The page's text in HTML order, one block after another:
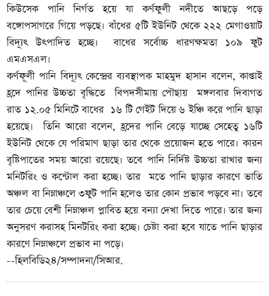
কিউসেক পানি নির্গত হয়ে যা কর্ণফুলী নদীতে আছড়ে পড়ে
বঙ্গোপসাগরে গিয়ে পড়ছে। বাঁধের ৫টি ইউনিট থেকে ২২২ মেগাওয়াট
বিদ্যূৎ উৎপাদিত হচ্ছে। বাধের সর্বোচ্চ ধারণক্ষমতা ১০৯ ফুট
এমএসএল।
কর্ণফূলী পানি বিদ্যূৎ কেন্দ্রের ব্যবস্থাপক মাহমুদ হাসান বলেন, কাপ্তাই
হ্রদে পানির উচ্চতা বৃদ্ধিতে বিপদসীমায় পৌছায় মঙ্গলবার দিবাগত
রাত ১২.০৫ মিনিটে বাধের ১৬ টি গেইট দিয়ে ৬ ইঞ্চি করে পানি ছাড়া
হয়েছে। তিনি আরো বলেন, হ্রদের পানি বেড়ে যাচ্ছে সেহেতু ১৬টি
ইউনিট থেকে যে পরিমাণ ছাড়া তার থেকে প্রয়োজন হতে পারে। কারন
বৃষ্টিপাতের সময় আরো রয়েছে। তবে পানি নির্দিষ্ট উচ্চতা রাখার জন্য
মনিটরিং ও কন্টোল করা হচ্ছে।তার মতে পানি ছাড়ার কারণে ভাতি
অঞ্চল বা নিম্নাঞ্চলে ৩ফুট পানি হলেও তার কোন প্রভাব পড়বে না। তবে
তার চেয়ে বেশী নিম্নাঞ্চল প্লাবিত হয়ে বন্যা দেখা দিতে পারে। তার জন্য
অনুসরণ করাসহ মিনটরিং করা হচ্ছে। চেষ্টা করা হবে যাতে পানি ছাড়ার
কারণে নিম্নাঞ্চলে প্রভাব না পড়ে।
--হিলবিডি২৪/সম্পাদনা/সিআর.